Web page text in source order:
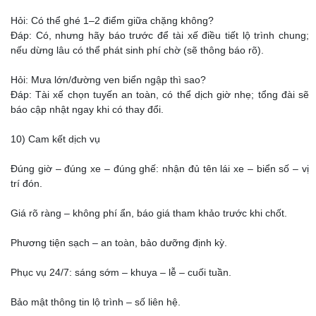
Hỏi: Có thể ghé 1–2 điểm giữa chặng không?
Đáp: Có, nhưng hãy báo trước để tài xế điều tiết lộ trình chung;
nếu dừng lâu có thể phát sinh phí chờ (sẽ thông báo rõ).
Hỏi: Mưa lớn/đường ven biển ngập thì sao?
Đáp: Tài xế chọn tuyến an toàn, có thể dịch giờ nhẹ; tổng đài sẽ
báo cập nhật ngay khi có thay đổi.
10) Cam kết dịch vụ
Đúng giờ – đúng xe – đúng ghế: nhận đủ tên lái xe – biển số – vị
trí đón.
Giá rõ ràng – không phí ẩn, báo giá tham khảo trước khi chốt.
Phương tiện sạch – an toàn, bảo dưỡng định kỳ.
Phục vụ 24/7: sáng sớm – khuya – lễ – cuối tuần.
Bảo mật thông tin lộ trình – số liên hệ.